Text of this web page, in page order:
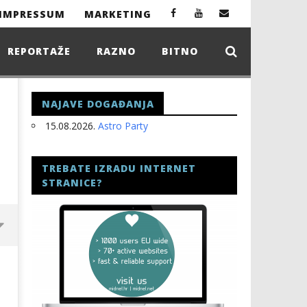
IMPRESSUM MARKETING
REPORTAŽE RAZNO BITNO
NAJAVE DOGAĐANJA
15.08.2026. Astro Party
TREBATE IZRADU INTERNET
STRANICE?